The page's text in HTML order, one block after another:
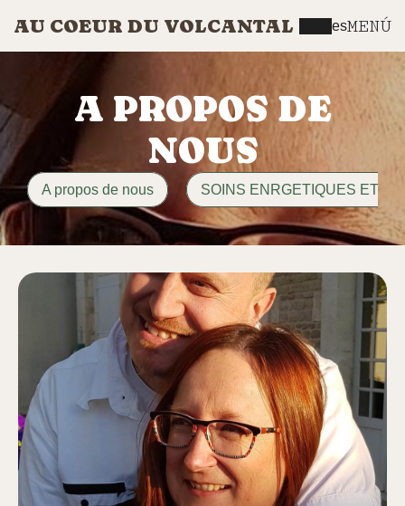
AU COEUR DU VOLCANTAL esMENÚ
A PROPOS DE
NOUS
A propos de nous SOINS ENRGETIQUES ET